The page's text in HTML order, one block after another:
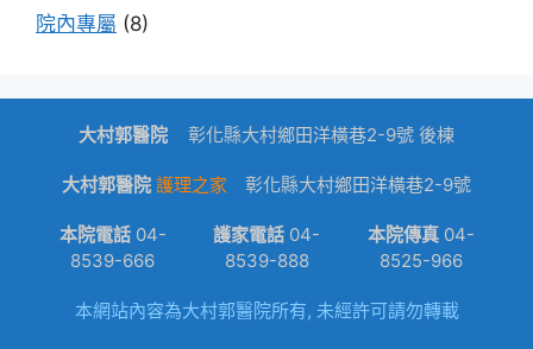
院內專屬 (8)
大村郭醫院 彰化縣大村鄉田洋橫巷2-9號 後棟
大村郭醫院 護理之家 彰化縣大村鄉田洋橫巷2-9號
本院電話04-
8539-666
護家電話 04-
8539-888
本院傳真04-
8525-966
本網站內容為大村郭醫院所有, 未經許可請勿轉載